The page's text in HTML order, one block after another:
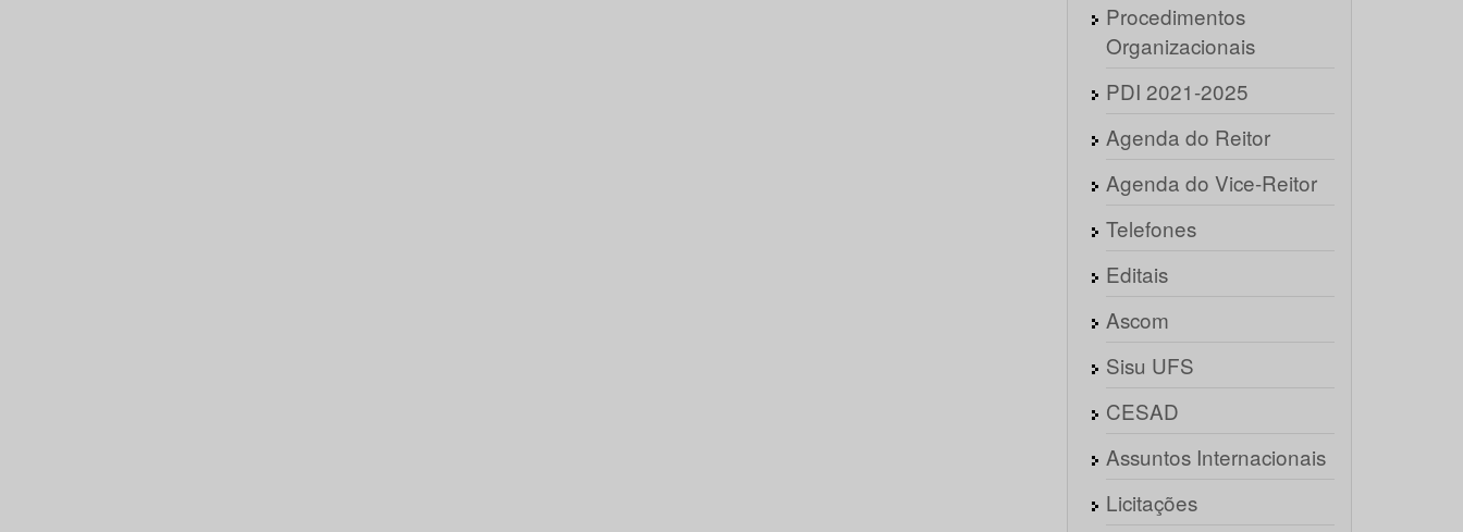
Procedimentos
Organizacionais
PDI 2021-2025
Agenda do Reitor
Agenda do Vice-Reitor
Telefones
Editais
Ascom
Sisu UFS
CESAD
Assuntos Internacionais
Licitações